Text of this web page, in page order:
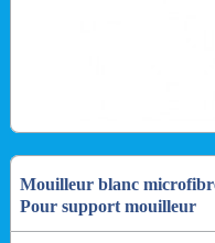
Mouilleur blanc
Pour support mouilleur